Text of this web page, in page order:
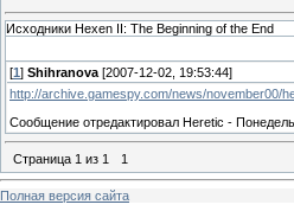
Исходники Hexen II: The Beginning of the End
[1 ] Shihranova [2007-12-02, 19:53:44]
http://archive.gamespy.com/news/november00/
Сообщение отредактировал Heretic -
Страница 1 из 1 1
Полная версия сайта